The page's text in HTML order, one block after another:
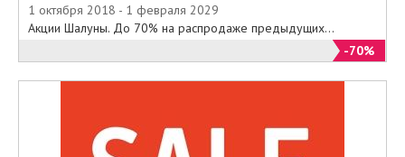
1 октября 2018 - 1 февраля 2029
Акции Шалуны. До 70% на распродаже предыдущих...
-70%